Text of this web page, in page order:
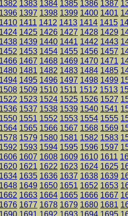
1382 1383 1384 1385 1386 1387
1396 1397 1398 1399 1400 1401
1410 1411 1412 1413 1414 1415
1424 1425 1426 1427 1428 1429
1438 1439 1440 1441 1442 1443
1452 1453 1454 1455 1456 1457
1466 1467 1468 1469 1470 1471
1480 1481 1482 1483 1484 1485
1494 1495 1496 1497 1498 1499
1508 1509 1510 1511 1512 1513
1522 1523 1524 1525 1526 1527
1536 1537 1538 1539 1540 1541
1550 1551 1552 1553 1554 1555
1564 1565 1566 1567 1568 1569
1578 1579 1580 1581 1582 1583
1592 1593 1594 1595 1596 1597
1606 1607 1608 1609 1610 1611
1620 1621 1622 1623 1624 1625
1634 1635 1636 1637 1638 1639
1648 1649 1650 1651 1652 1653
1662 1663 1664 1665 1666 1667
1676 1677 1678 1679 1680 1681
1690 1691 1692 1693 1694 1695